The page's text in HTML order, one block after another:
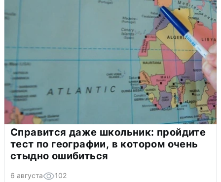
Справится даже школьник: пройдите
тест по географии, в котором очень
стыдно ошибиться
6 августа 102